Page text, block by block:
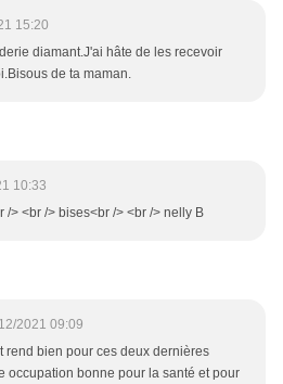
15:20
diamant.J'ai hâte de les recevoir
de ta maman.
10:33
/> <br /> bises<br /> <br /> nelly B
2021 09:09
rend bien pour ces deux dernières
occupation bonne pour la santé et pour